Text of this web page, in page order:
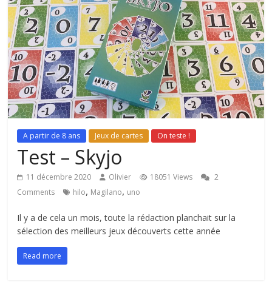
A partir de 8 ans Jeux de cartes On teste !
Test – Skyjo
11 décembre 2020 Olivier 18051 Views
2
Comments
hilo, Magilano, uno
Il y a de cela un mois, toute la rédaction planchait sur la
sélection des meilleurs jeux découverts cette année
Read more